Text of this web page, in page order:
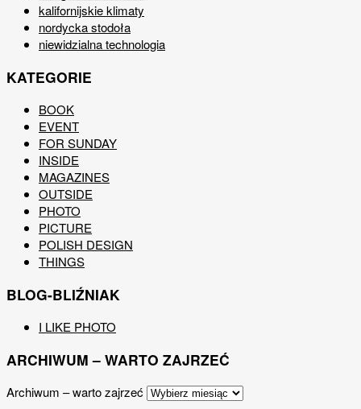
kalifornijskie klimaty
nordycka stodoła
niewidzialna technologia
KATEGORIE
BOOK
EVENT
FOR SUNDAY
INSIDE
MAGAZINES
OUTSIDE
PHOTO
PICTURE
POLISH DESIGN
THINGS
BLOG-BLIŹNIAK
I LIKE PHOTO
ARCHIWUM – WARTO ZAJRZEĆ
Archiwum – warto zajrzeć